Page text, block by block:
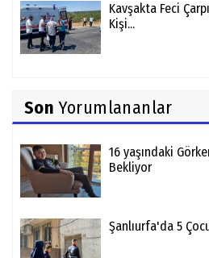
Kavşakta Feci
Kişi...
Son Yorumlananlar
16 yaşındaki
Bekliyor
Şanlıurfa'da 5